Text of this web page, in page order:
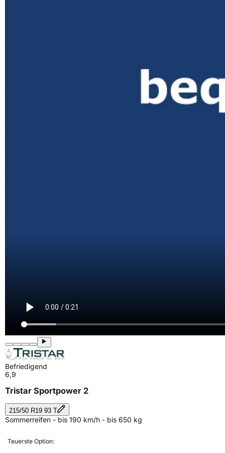
Befriedigend
6,9
Tristar Sportpower 2
215/50 R19 93 T
Sommerreifen - bis 190 km/h - bis 650 kg
Teuerste Option: